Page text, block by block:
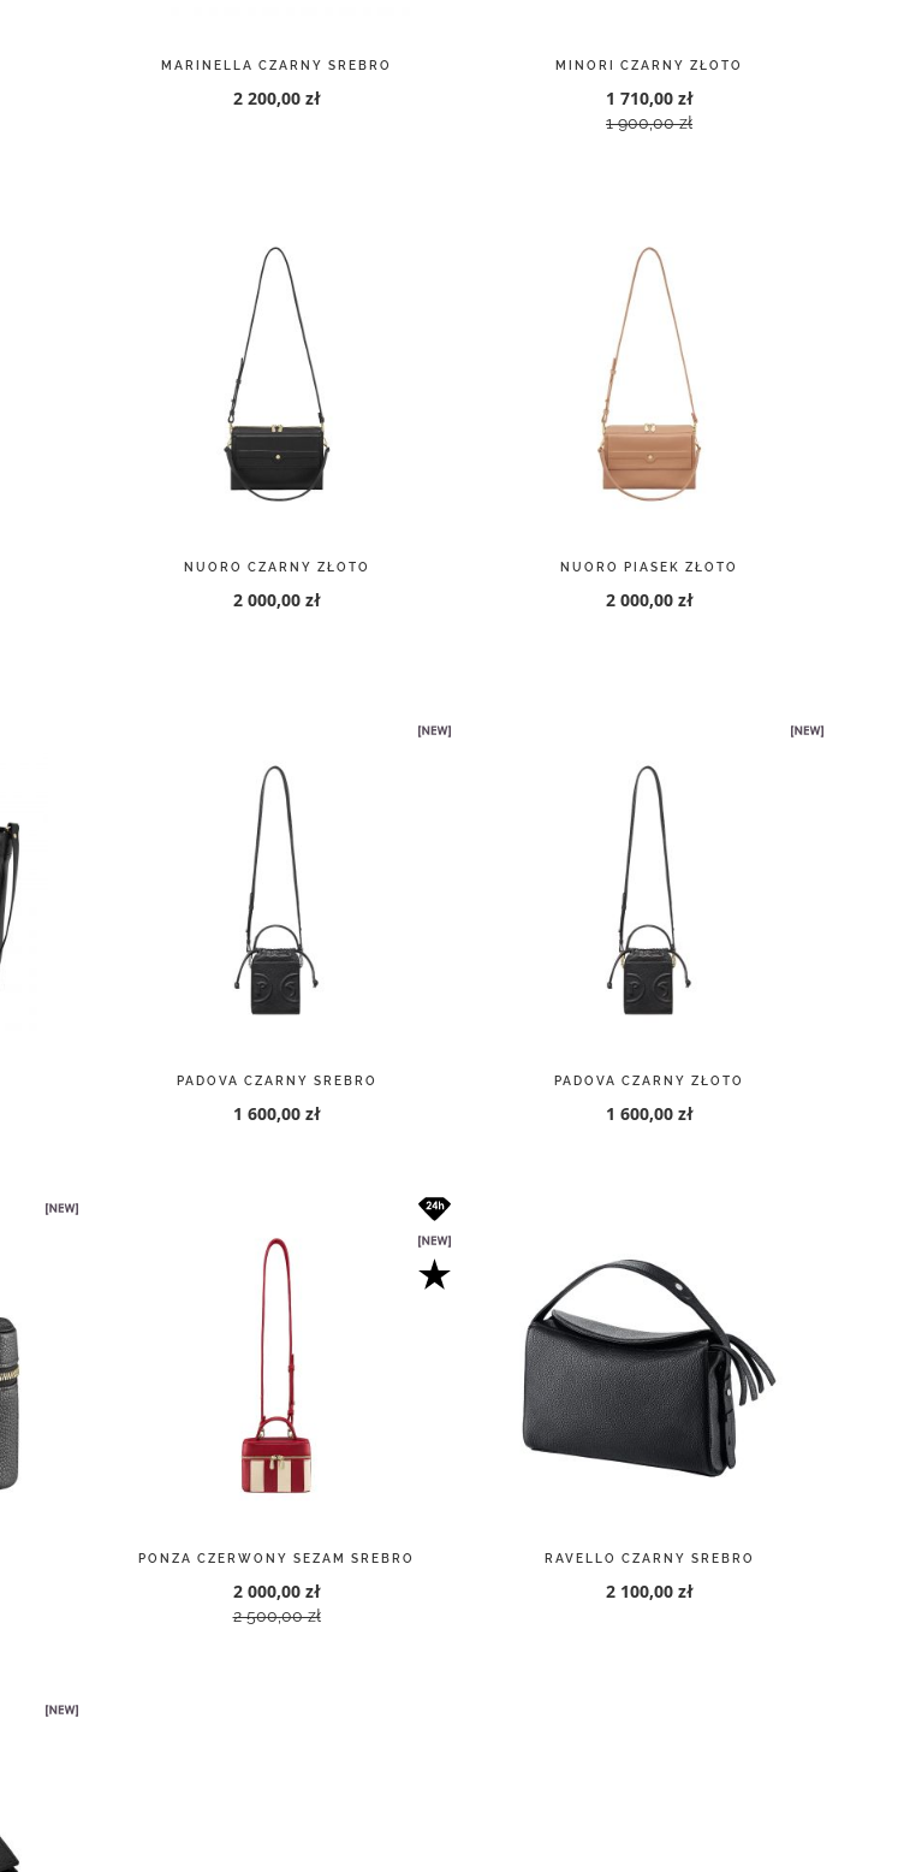
MARINELLA CZARNY SREBRO
2 200,00 zł
MINORI CZARNY ZŁOTO
1 710,00 zł
1 900,00 zł
NUORO CZARNY ZŁOTO
2 000,00 zł
NUORO PIASEK ZŁOTO
2 000,00 zł
PADOVA CZARNY SREBRO
1 600,00 zł
PADOVA CZARNY ZŁOTO
1 600,00 zł
PONZA CZERWONY SEZAM SREBRO
2 000,00 zł
2 500,00 zł
RAVELLO CZARNY SREBRO
2 100,00 zł